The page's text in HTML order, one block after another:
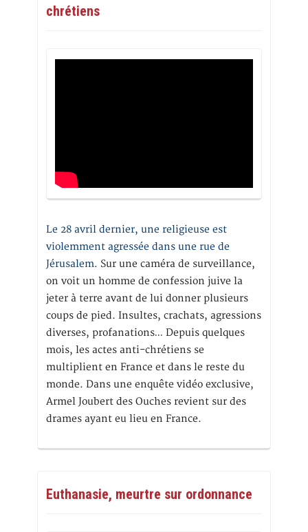
chrétiens
Le 28 avril dernier, une religieuse est
violemment agressée dans une rue de
Jérusalem. Sur une caméra de surveillance,
on voit un homme de confession juive la
jeter à terre avant de lui donner plusieurs
coups de pied. Insultes, crachats, agressions
diverses, profanations… Depuis quelques
mois, les actes anti-chrétiens se
multiplient en France et dans le reste du
monde. Dans une enquête vidéo exclusive,
Armel Joubert des Ouches revient sur des
drames ayant eu lieu en France.
Euthanasie, meurtre sur ordonnance